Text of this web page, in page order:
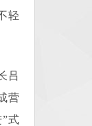
轻
吕
营
式